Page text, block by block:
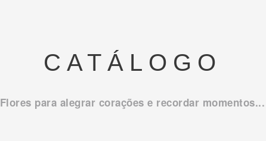
CATÁLOGO
Flores para alegrar corações e recordar momentos...